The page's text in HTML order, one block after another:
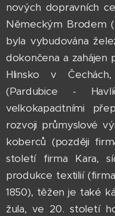
nových dopravních
Německým Brodem
byla vybudována
dokončena a zahájen
Hlinsko v
(Pardubice -
velkokapacitními
rozvoji průmyslové
koberců (později
století firma Kara,
produkce textilií
1850), těžen je také
žula, ve 20. století